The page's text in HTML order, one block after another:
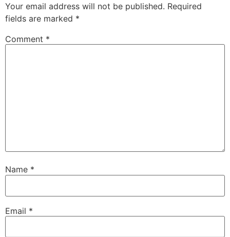
Your email address will not be published. Required
fields are marked *
Comment *
Name *
Email *